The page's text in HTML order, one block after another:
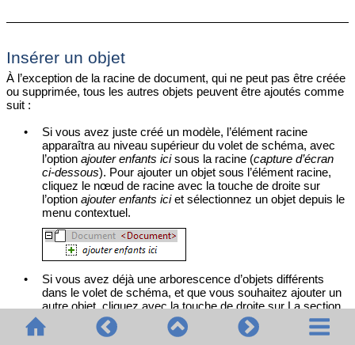
Insérer un objet
À l’exception de la racine de document, qui ne peut pas être créée
ou supprimée, tous les autres objets peuvent être ajoutés comme
suit :
•
Si vous avez juste créé un modèle, l’élément racine
apparaîtra au niveau supérieur du volet de schéma, avec
l’optionajouter enfants icisous la racine (capture d’écran
ci-dessous). Pour ajouter un objet sous l’élément racine,
cliquez le nœud de racine avec la touche de droite sur
l’optionajouter enfants iciet sélectionnez un objet depuis le
menu contextuel.
•
Si vous avez déjà une arborescence d’objets différents
dans le volet de schéma, et que vous souhaitez ajouter un
autre objet, cliquez avec la touche de droite sur La section
objet relatif à celui où vous souhaitez en avoir un nouveau
et sélectionnez
,Insérer avant, ou
Insérer après